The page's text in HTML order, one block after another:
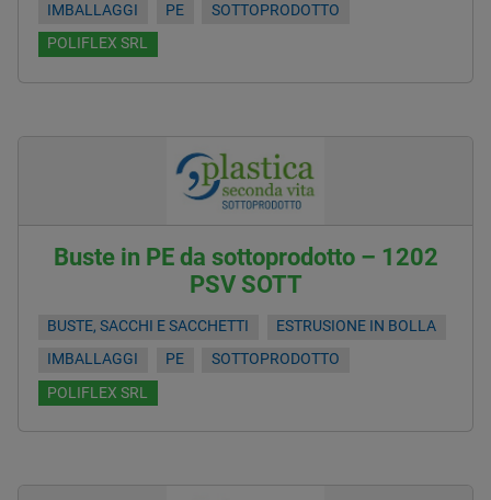
IMBALLAGGI
PE
SOTTOPRODOTTO
POLIFLEX SRL
Buste in PE da sottoprodotto – 1202
PSV SOTT
BUSTE, SACCHI E SACCHETTI
ESTRUSIONE IN BOLLA
IMBALLAGGI
PE
SOTTOPRODOTTO
POLIFLEX SRL